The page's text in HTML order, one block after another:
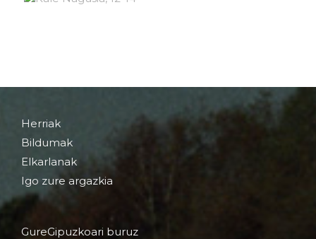
Herriak
Bildumak
Elkarlanak
Igo zure argazkia
GureGipuzkoari buruz